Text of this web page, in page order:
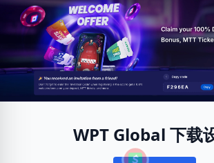
WPT Global 下载